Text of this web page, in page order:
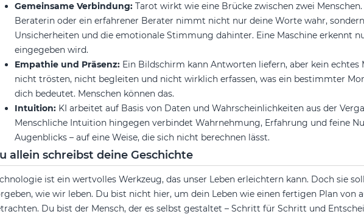
Gemeinsame Verbindung: Tarot wirkt wie eine Brücke zwischen zwei
Beraterin oder ein erfahrener Berater nimmt nicht nur deine Worte wahr,
Unsicherheiten und die emotionale Stimmung dahinter. Eine Maschine erkennt
eingegeben wird.
Empathie und Präsenz: Ein Bildschirm kann Antworten liefern, aber kein echtes
nicht trösten, nicht begleiten und nicht wirklich erfassen, was ein bestimmter
dich bedeutet. Menschen können das.
Intuition: KI arbeitet auf Basis von Daten und Wahrscheinlichkeiten aus der
Menschliche Intuition hingegen verbindet Wahrnehmung, Erfahrung und feine
Augenblicks – auf eine Weise, die sich nicht berechnen lässt.
allein schreibst deine Geschichte
ist ein wertvolles Werkzeug, das unser Leben erleichtern kann. Doch sie
wie wir leben. Du bist nicht hier, um dein Leben wie einen fertigen Plan von
Du bist der Mensch, der es selbst gestaltet – Schritt für Schritt und